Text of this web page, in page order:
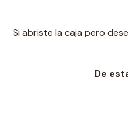
Si abriste la caja pero
De